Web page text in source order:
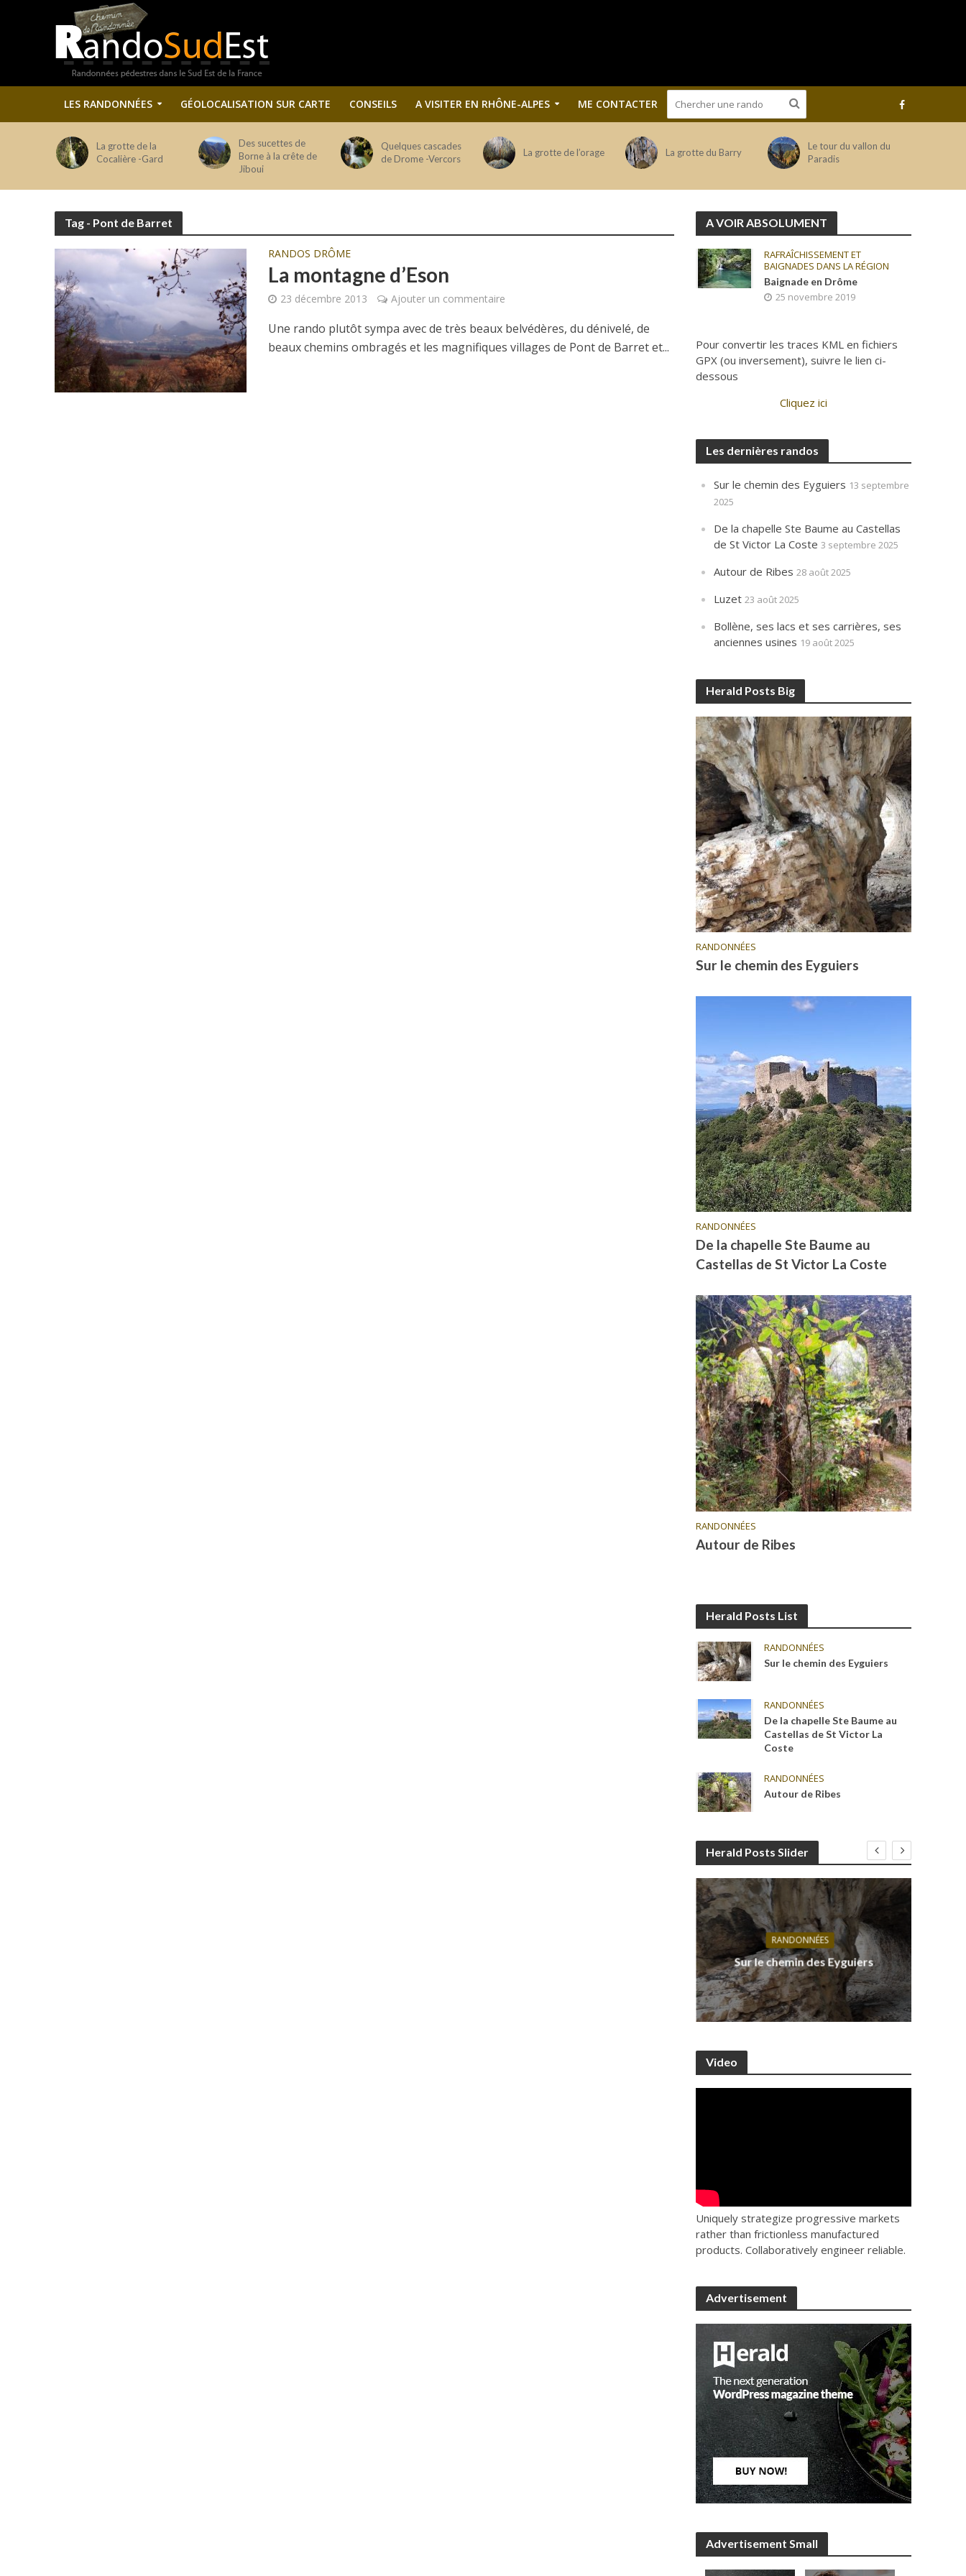
LES RANDONNÉES GÉOLOCALISATION SUR CARTE CONSEILS A VISITER EN RHÔNE-ALPES ME CONTACTER
La grotte de la
Cocalière -Gard
Des sucettes de
Borne à la crête de
Jiboui
Quelques cascades
de Drome -Vercors
La grotte de l’orage La grotte du Barry
Le tour du vallon du
Paradis
Tag - Pont de Barret
RANDOS DRÔME
La montagne d’Eson
23 décembre 2013 Ajouter un commentaire
Une rando plutôt sympa avec de très beaux belvédères, du dénivelé, de
beaux chemins ombragés et les magnifiques villages de Pont de Barret et...
A VOIR ABSOLUMENT
RAFRAÎCHISSEMENT ET
BAIGNADES DANS LA RÉGION
Baignade en Drôme
25 novembre 2019
Pour convertir les traces KML en fichiers
GPX (ou inversement), suivre le lien ci-
dessous
Cliquez ici
Les dernières randos
Sur le chemin des Eyguiers 13 septembre
2025
De la chapelle Ste Baume au Castellas
de St Victor La Coste 3 septembre 2025
Autour de Ribes 28 août 2025
Luzet 23 août 2025
Bollène, ses lacs et ses carrières, ses
anciennes usines 19 août 2025
Herald Posts Big
RANDONNÉES
Sur le chemin des Eyguiers
RANDONNÉES
De la chapelle Ste Baume au
Castellas de St Victor La Coste
RANDONNÉES
Autour de Ribes
Herald Posts List
RANDONNÉES
Sur le chemin des Eyguiers
RANDONNÉES
De la chapelle Ste Baume au
Castellas de St Victor La
Coste
RANDONNÉES
Autour de Ribes
Herald Posts Slider
RANDONNÉES
Sur le chemin des Eyguiers
Video
Uniquely strategize progressive markets
rather than frictionless manufactured
products. Collaboratively engineer reliable.
Advertisement
Advertisement Small